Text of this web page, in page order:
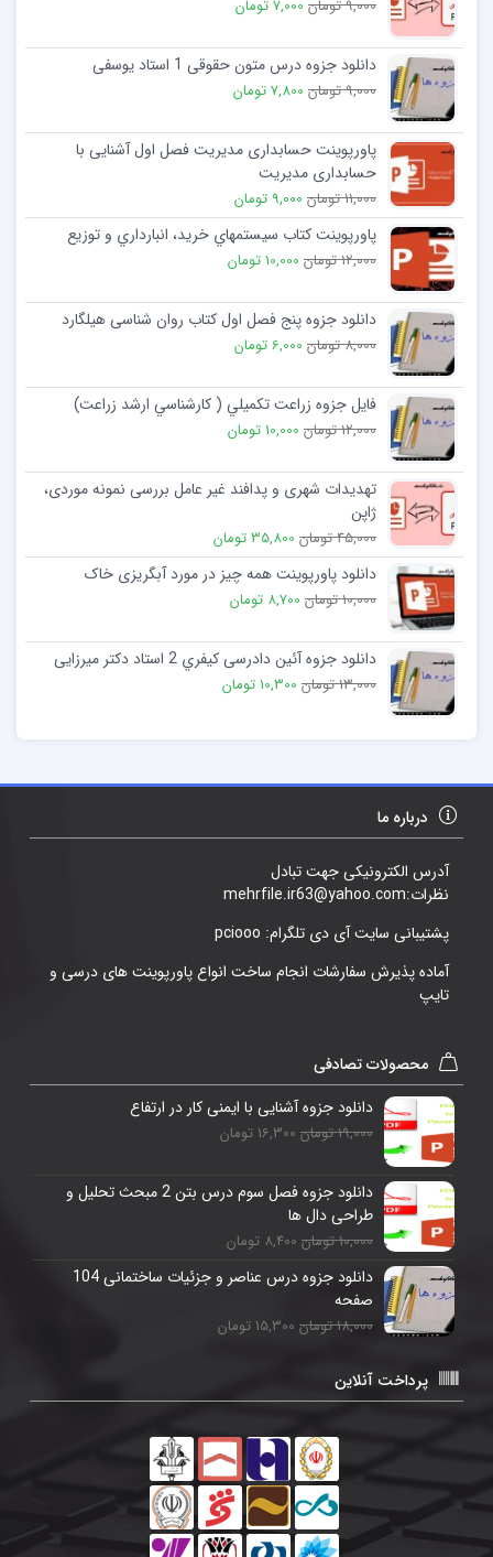
9,000 تومان 7,000 تومان
دانلود جزوه درس متون حقوقی 1 استاد یوسفی
9,000 تومان 7,800 تومان
پاورپوینت حسابداری مدیریت فصل اول آشنایی با
حسابداری مدیریت
11,000 تومان 9,000 تومان
پاورپوینت کتاب سيستمهاي خريد، انبارداري و توزيع
12,000 تومان 10,000 تومان
دانلود جزوه پنج فصل اول کتاب روان شناسی هیلگارد
8,000 تومان 6,000 تومان
فایل جزوه زراعت تكميلي ( كارشناسي ارشد زراعت)
12,000 تومان 10,000 تومان
تهدیدات شهری و پدافند غیر عامل بررسی نمونه موردی،
ژاپن
45,000 تومان 35,800 تومان
دانلود پاورپوینت همه چیز در مورد آبگریزی خاک
10,000 تومان 8,700 تومان
دانلود جزوه آئین دادرسی کیفري 2 استاد دکتر میرزایی
13,000 تومان 10,300 تومان
درباره ما
آدرس الکترونیکی جهت تبادل
نظرات:mehrfile.ir63@yahoo.com
پشتیبانی سایت آی دی تلگرام: pciooo
آماده پذیرش سفارشات انجام ساخت انواع پاورپوینت های درسی و
تایپ
محصولات تصادفی
دانلود جزوه آشنایی با ایمنی کار در ارتفاع
19,000 تومان 16,300 تومان
دانلود جزوه فصل سوم درس بتن 2 مبحث تحلیل و
طراحی دال ها
10,000 تومان 8,400 تومان
دانلود جزوه درس عناصر و جزئیات ساختمانی 104
صفحه
18,000 تومان 15,300 تومان
پرداخت آنلاین